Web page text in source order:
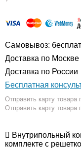
Самовывоз:
Доставка по Москве
Доставка по России
Бесплатная
Отправить карту товара
Отправить карту товара
Внутрипольный
комплекте с